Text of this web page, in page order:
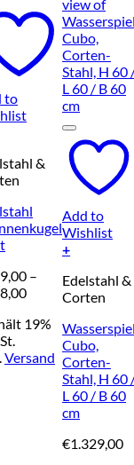
to
&
–
Preisspanne:
bis
€998,00
19%
Versand
Add to
Wishlist
+
Edelstahl &
Corten
Cubo,
Corten-
Stahl, H 60
L 60 / B 60
cm
€1.329,00